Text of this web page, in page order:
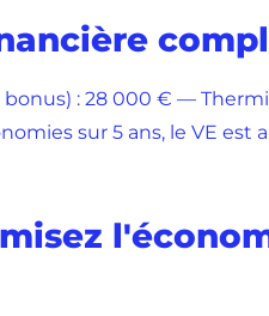
: 28 000 € —
sur 5 ans, le VE est